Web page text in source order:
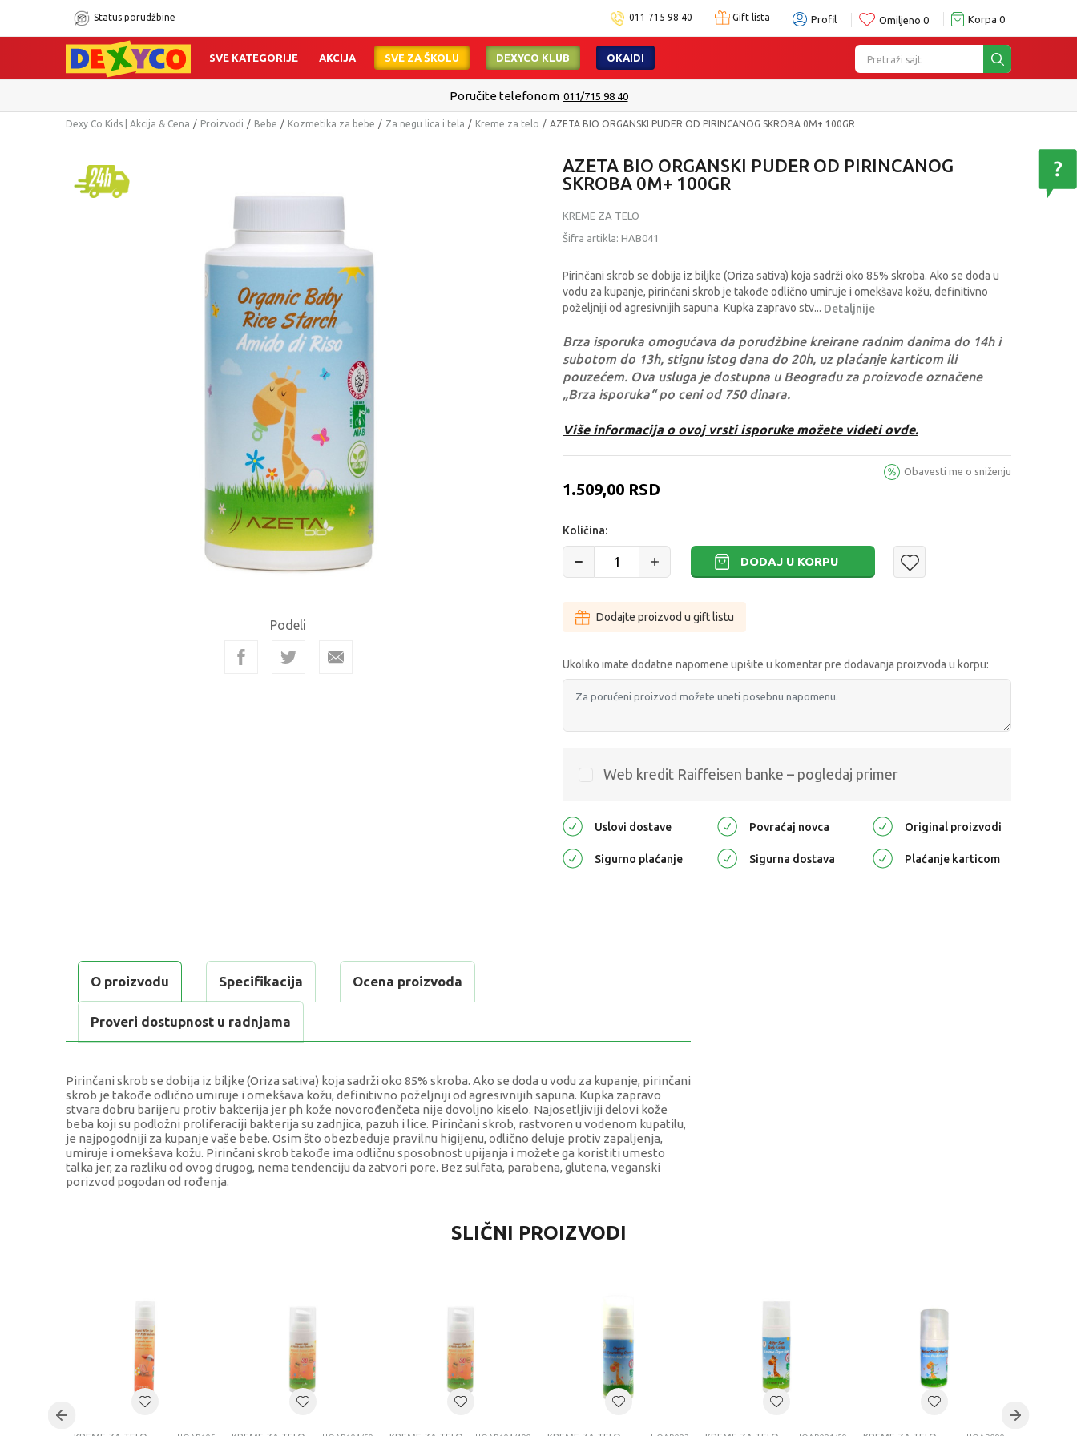
Status porudžbine 011 715 98 40 Gift lista Profil Omiljeno 0 Korpa 0
Pretraži sajt
SVE KATEGORIJE AKCIJA SVE ZA ŠKOLU DEXYCO KLUB OKAIDI
Poručite telefonom 011/715 98 40
Dexy Co Kids | Akcija & Cena Proizvodi Bebe Kozmetika za bebe Za negu lica i tela Kreme za telo AZETA BIO ORGANSKI PUDER OD PIRINCANOG SKROBA 0M+ 100GR
Podeli
AZETA BIO ORGANSKI PUDER OD PIRINCANOG
SKROBA 0M+ 100GR
KREME ZA TELO
Šifra artikla: HAB041
Pirinčani skrob se dobija iz biljke (Oriza sativa) koja sadrži oko 85% skroba. Ako se doda u
vodu za kupanje, pirinčani skrob je takođe odlično umiruje i omekšava kožu, definitivno
poželjniji od agresivnijih sapuna. Kupka zapravo stv... Detaljnije
Brza isporuka omogućava da porudžbine kreirane radnim danima do 14h i
subotom do 13h, stignu istog dana do 20h, uz plaćanje karticom ili
pouzećem. Ova usluga je dostupna u Beogradu za proizvode označene
„Brza isporuka“ po ceni od 750 dinara.
Više informacija o ovoj vrsti isporuke možete videti ovde.
1.509,00 RSD
Obavesti me o sniženju
Količina:
DODAJ U KORPU
Dodajte proizvod u gift listu
Ukoliko imate dodatne napomene upišite u komentar pre dodavanja proizvoda u korpu:
Web kredit Raiffeisen banke – pogledaj primer
Uslovi dostave Povraćaj novca Original proizvodi
Sigurno plaćanje Sigurna dostava Plaćanje karticom
O proizvodu Specifikacija Ocena proizvoda
Proveri dostupnost u radnjama
Pirinčani skrob se dobija iz biljke (Oriza sativa) koja sadrži oko 85% skroba. Ako se doda u vodu za kupanje, pirinčani
skrob je takođe odlično umiruje i omekšava kožu, definitivno poželjniji od agresivnijih sapuna. Kupka zapravo
stvara dobru barijeru protiv bakterija jer ph kože novorođenčeta nije dovoljno kiselo. Najosetljiviji delovi kože
beba koji su podložni proliferaciji bakterija su zadnjica, pazuh i lice. Pirinčani skrob, rastvoren u vodenom kupatilu,
je najpogodniji za kupanje vaše bebe. Osim što obezbeđuje pravilnu higijenu, odlično deluje protiv zapaljenja,
umiruje i omekšava kožu. Pirinčani skrob takođe ima odličnu sposobnost upijanja i možete ga koristiti umesto
talka jer, za razliku od ovog drugog, nema tendenciju da zatvori pore. Bez sulfata, parabena, glutena, veganski
porizvod pogodan od rođenja.
Kreme za telo
0+ meseci
Kategorija KREME ZA TELO
SLIČNI PROIZVODI